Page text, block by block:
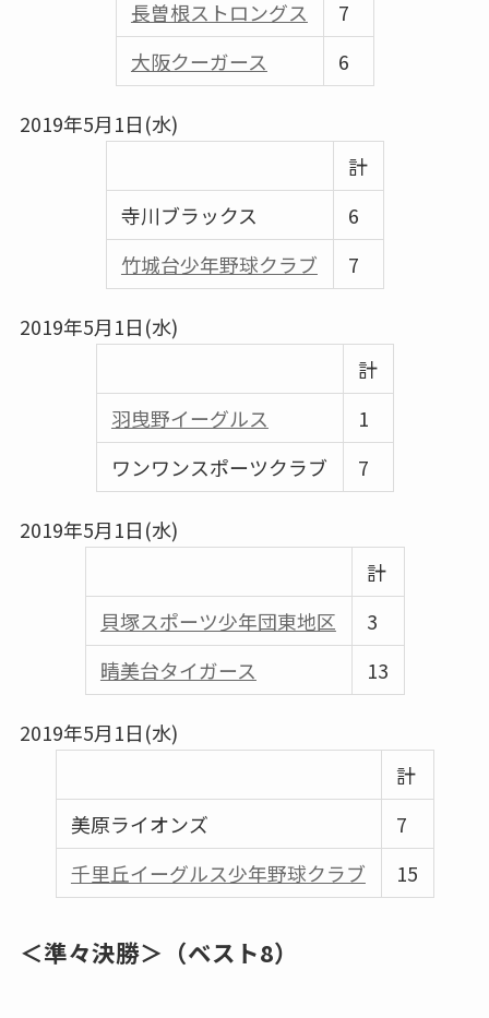
⾧曽根ストロングス
7
大阪クーガース
6
2019年5月1日(水)
計
寺川ブラックス
6
竹城台少年野球クラブ
7
2019年5月1日(水)
計
羽曳野イーグルス
1
ワンワンスポーツクラブ
7
2019年5月1日(水)
計
貝塚スポーツ少年団東地区
3
晴美台タイガース
13
2019年5月1日(水)
計
美原ライオンズ
7
千里丘イーグルス少年野球クラブ
15
＜準々決勝＞（ベスト8）